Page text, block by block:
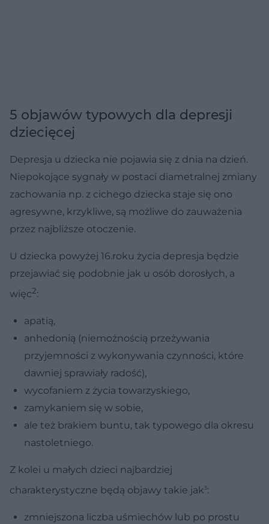
5 objawów typowych dla depresji
dziecięcej
Depresja u dziecka nie pojawia się z dnia na dzień.
Niepokojące sygnały w postaci diametralnej zmiany
zachowania np. z cichego dziecka staje się ono
agresywne, krzykliwe, są możliwe do zauważenia
przez najbliższe otoczenie.
U dziecka powyżej 16.roku życia depresja będzie
przejawiać się podobnie jak u osób dorosłych, a
więc2:
apatią,
anhedonią (niemożnością przeżywania
przyjemności z wykonywania czynności, które
dawniej sprawiały radość),
wycofaniem z życia towarzyskiego,
zamykaniem się w sobie,
ale też brakiem buntu, tak typowego dla okresu
nastoletniego.
Z kolei u małych dzieci najbardziej
charakterystyczne będą objawy takie jak 3:
zmniejszona liczba uśmiechów lub po prostu